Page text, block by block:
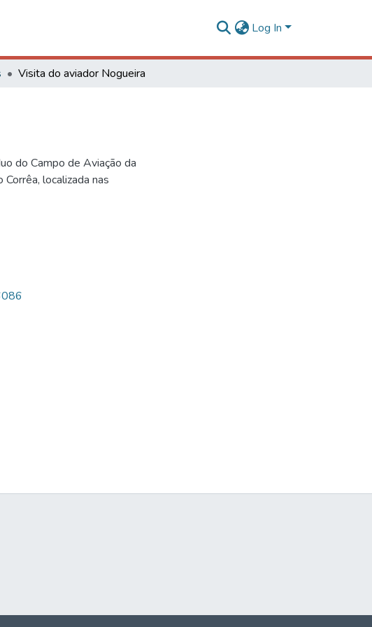
Log In
Visita do aviador Nogueira
do Campo de Aviação da
localizada nas